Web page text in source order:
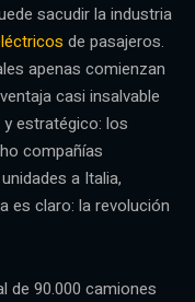
sacudir la industria
de pasajeros.
apenas comienzan
casi insalvable
estratégico: los
compañías
a Italia,
es claro: la revolución
de 90.000 camiones